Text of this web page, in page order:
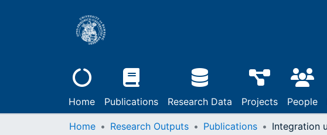
Home Publications Research Data Projects People
Home Research Outputs Publications